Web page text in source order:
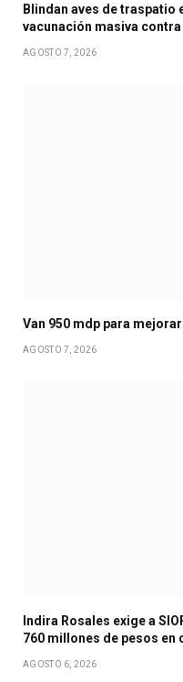
Blindan aves de traspatio
vacunación masiva
AGOSTO 7, 2026
Van 950 mdp para
AGOSTO 7, 2026
Indira Rosales exige a
760 millones de pesos en
AGOSTO 6, 2026